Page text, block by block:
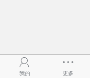
我的 更多